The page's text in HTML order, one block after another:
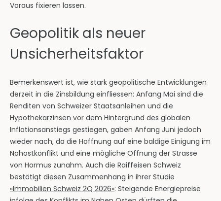
Voraus fixieren lassen.
Geopolitik als neuer
Unsicherheitsfaktor
Bemerkenswert ist, wie stark geopolitische Entwicklungen
derzeit in die Zinsbildung einfliessen: Anfang Mai sind die
Renditen von Schweizer Staatsanleihen und die
Hypothekarzinsen vor dem Hintergrund des globalen
Inflationsanstiegs gestiegen, gaben Anfang Juni jedoch
wieder nach, da die Hoffnung auf eine baldige Einigung im
Nahostkonflikt und eine mögliche Öffnung der Strasse
von Hormus zunahm. Auch die Raiffeisen Schweiz
bestätigt diesen Zusammenhang in ihrer Studie
«Immobilien Schweiz 2Q 2026»: Steigende Energiepreise